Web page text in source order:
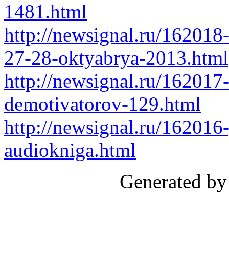
1481.html
http://newsignal.ru/
27-28-oktyabrya-2013.html
http://newsignal.ru/
demotivatorov-129.html
http://newsignal.ru/
audiokniga.html
Generated